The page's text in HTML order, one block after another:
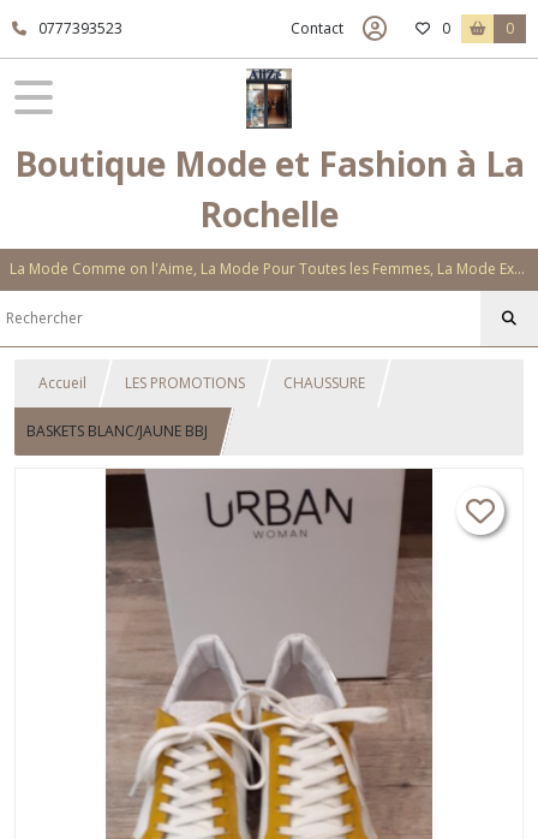
0777393523 Contact 0 0
Boutique Mode et Fashion à La
Rochelle
La Mode Comme on l'Aime, La Mode Pour Toutes les Femmes, La Mode Exclusive Aux Matières Et Couleurs Novatrices, La Mode Qui Vous Séduira
Accueil LES PROMOTIONS CHAUSSURE
BASKETS BLANC/JAUNE BBJ